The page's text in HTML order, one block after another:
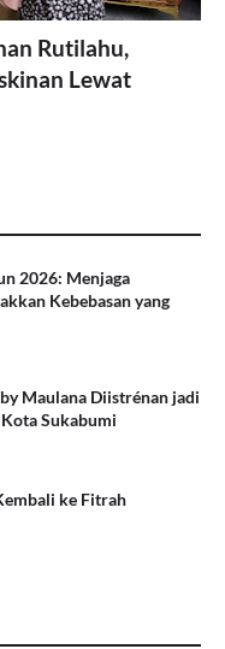
Rutilahu,
Lewat
2026: Menjaga
Kebebasan yang
Maulana Diistrénan jadi
Sukabumi
ke Fitrah